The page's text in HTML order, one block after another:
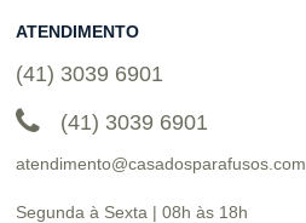
ATENDIMENTO
(41) 3039 6901
(41) 3039 6901
atendimento@casadosparafusos.com
Segunda à Sexta | 08h às 18h